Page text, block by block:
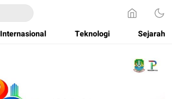
Internasional Teknologi Sejarah